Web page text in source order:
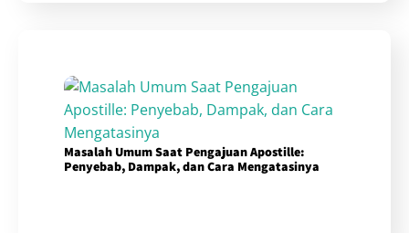
Masalah Umum Saat Pengajuan Apostille:
Penyebab, Dampak, dan Cara Mengatasinya